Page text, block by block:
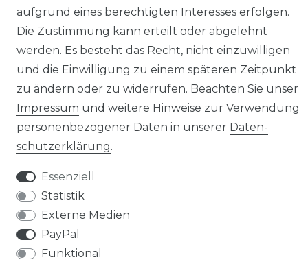
einverstanden, dass Ihre Daten (insbesondere Telefonnummer und Name)
Informationen weltweit, sowohl intern mit den Facebook-Unternehmen als
außerdem mit jenen, mit denen Sie weltweit kommunizieren. Ihre
aufgrund eines berechtigten Interesses erfolgen.
Die Zustimmung kann erteilt oder abgelehnt
werden. Es besteht das Recht, nicht einzuwilligen
und die Einwilligung zu einem späteren Zeitpunkt
zu ändern oder zu widerrufen. Beachten Sie unser
Impressum und weitere Hinweise zur Verwendung
personenbezogener Daten in unserer Daten­
schutz­erklärung.
Essenziell
Statistik
Externe Medien
PayPal
Funktional